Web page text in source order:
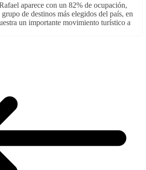
aparece con un 82% de ocupación,
de destinos más elegidos del país, en
un importante movimiento turístico a